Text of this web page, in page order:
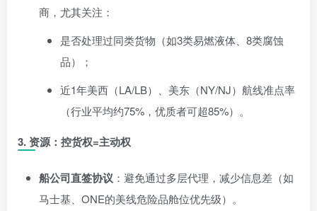
商，尤其关注：
是否处理过同类货物（如3类易燃液体、8类腐蚀
品）；
近1年美西（LA/LB）、美东（NY/NJ）航线准点率
（行业平均约75%，优质者可超85%）。
3. 资源：控货权=主动权
船公司直签协议 ：避免通过多层代理，减少信息差（如
马士基、ONE的美线危险品舱位优先级）。